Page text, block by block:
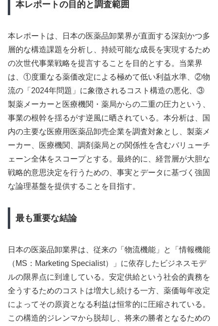
本レポートの目的と調査範囲
本レポートは、日本の医薬品卸業界が直面する深刻かつ多
層的な構造課題を分析し、持続可能な成長を実現するため
の次世代事業戦略を提言することを目的とする。当業界
は、①度重なる薬価改定による極めて低い利益水準、②物
流の「2024年問題」に象徴されるコスト構造の悪化、③
製薬メーカーと医療機関・薬局からの二重の圧力という、
事業の根幹を揺るがす逆風に晒されている。本分析は、国
内の主要な医療用医薬品卸売企業を調査対象とし、製薬メ
ーカー、医療機関、調剤薬局との関係性を含むバリューチ
ェーン全体をスコープとする。最終的に、経営層が大胆な
戦略的意思決定を行うための、事実とデータに基づく強固
な論理基盤を提供することを目指す。
最も重要な結論
日本の医薬品卸業界は、従来の「物流機能」と「情報機能
（MS：Marketing Specialist）」に依存したビジネスモデ
ルの限界点に到達している。安定供給という社会的責務を
全うするためのコストは増大し続ける一方、薬価毎年改定
によってその原資となる利益は恒常的に圧縮されている。
この構造的ジレンマから脱却し、将来の勝者となるための